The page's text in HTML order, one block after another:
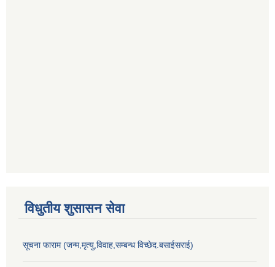
विधुतीय शुसासन सेवा
सूचना फाराम (जन्म,मृत्यु,विवाह,सम्बन्ध विच्छेद.बसाईसराई)